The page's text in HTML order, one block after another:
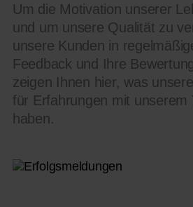
Um die Motivation unserer
und um unsere Qualität zu
unsere Kunden in
Feedback und Ihre
zeigen Ihnen hier, was
für Erfahrungen mit unserem
haben.